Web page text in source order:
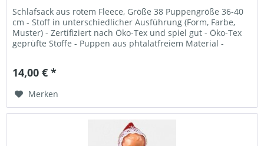
Schlafsack aus rotem Fleece, Größe 38 Puppengröße 36-40
cm - Stoff in unterschiedlicher Ausführung (Form, Farbe,
Muster) - Zertifiziert nach Öko-Tex und spiel gut - Öko-Tex
geprüfte Stoffe - Puppen aus phtalatfreiem Material -
14,00 € *
Merken